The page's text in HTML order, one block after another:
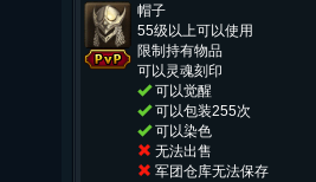
帽子
55级以上可以使用
限制持有物品
可以灵魂刻印
可以觉醒
可以包装255次
可以染色
无法出售
军团仓库无法保存